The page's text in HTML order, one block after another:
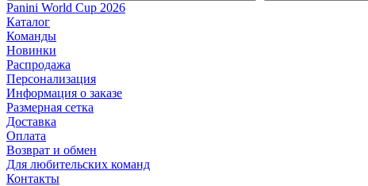
Panini World Cup 2026
Каталог
Команды
Новинки
Распродажа
Персонализация
Информация о заказе
Размерная сетка
Доставка
Оплата
Возврат и обмен
Для любительских команд
Контакты